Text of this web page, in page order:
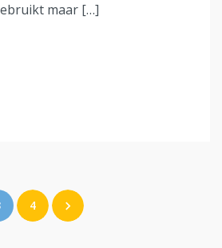
maar […]
4